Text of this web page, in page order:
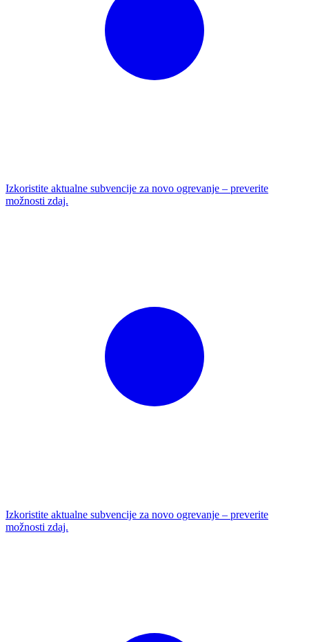
Izkoristite aktualne subvencije za novo ogrevanje – preverite
možnosti zdaj.
Izkoristite aktualne subvencije za novo ogrevanje – preverite
možnosti zdaj.